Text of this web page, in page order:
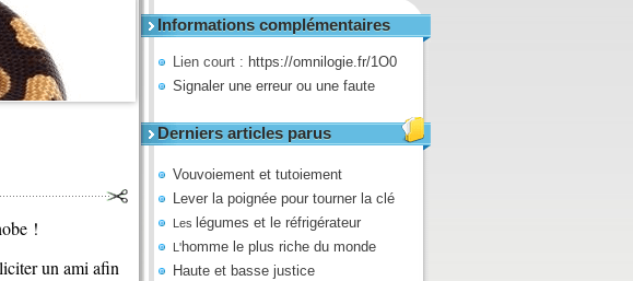
Informations complémentaires
Lien court : https://omnilogie.fr/1O0
Signaler une erreur ou une faute
Derniers articles parus
Vouvoiement et tutoiement
Lever la poignée pour tourner la clé
Les légumes et le réfrigérateur
L'homme le plus riche du monde
Haute et basse justice
!
un ami afin